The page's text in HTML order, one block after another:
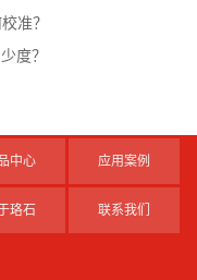
准？
度？
中心 应用案例
珞石 联系我们